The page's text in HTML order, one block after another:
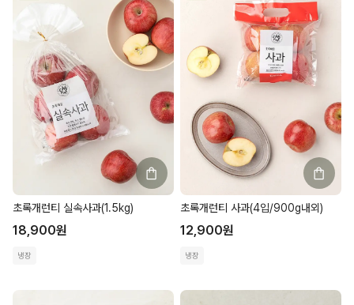
초록개런티 실속사과(1.5kg)
18,900원
냉장
초록개런티 사과(4입/900g내외)
12,900원
냉장